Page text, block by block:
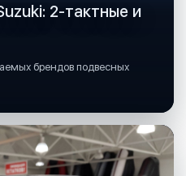
2-тактные и
брендов подвесных